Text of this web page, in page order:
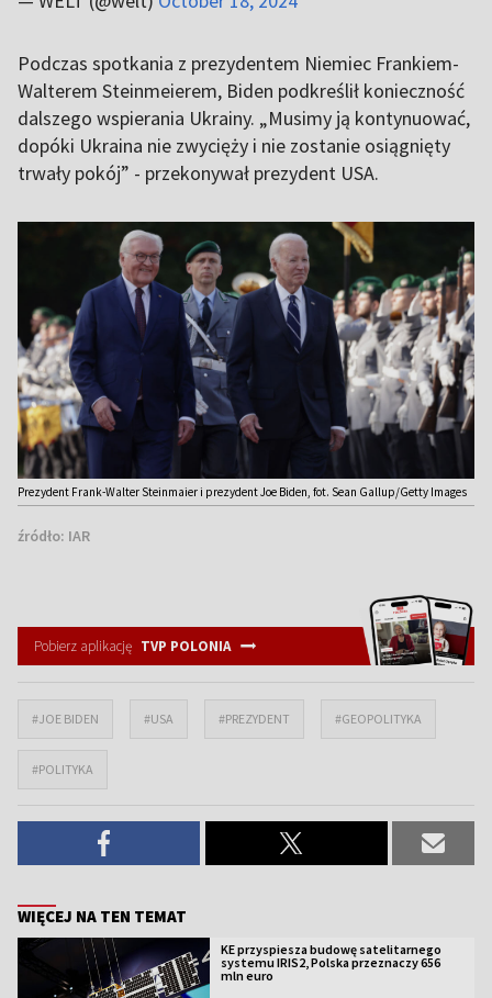
Podczas spotkania z prezydentem Niemiec Frankiem-
Walterem Steinmeierem, Biden podkreślił konieczność
dalszego wspierania Ukrainy. „Musimy ją kontynuować,
dopóki Ukraina nie zwycięży i nie zostanie osiągnięty
trwały pokój” - przekonywał prezydent USA.
Prezydent Frank-Walter Steinmaier i prezydent Joe Biden, fot. Sean Gallup/Getty Images
źródło: IAR
Pobierz aplikację TVP POLONIA
#JOE BIDEN #USA #PREZYDENT #GEOPOLITYKA
#POLITYKA
WIĘCEJ NA TEN TEMAT
KE przyspiesza budowę satelitarnego
systemu IRIS2, Polska przeznaczy 656
mln euro